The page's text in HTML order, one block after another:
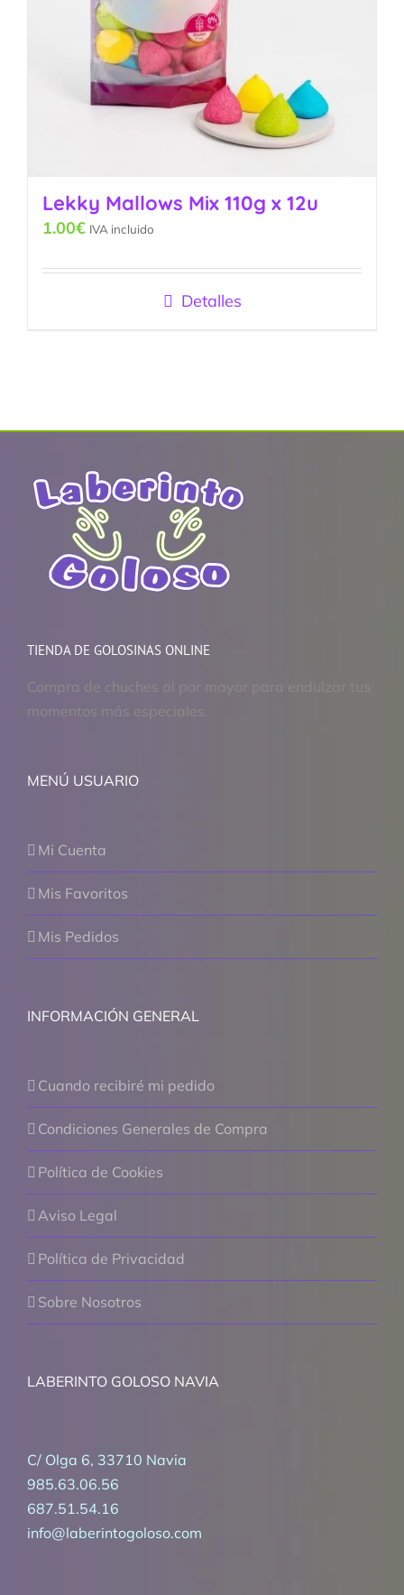
Lekky Mallows Mix 110g x 12u
1.00€ IVA incluido
Detalles
TIENDA DE GOLOSINAS ONLINE
Compra de chuches al por mayor para endulzar tus
momentos más especiales.
MENÚ USUARIO
Mi Cuenta
Mis Favoritos
Mis Pedidos
INFORMACIÓN GENERAL
Cuando recibiré mi pedido
Condiciones Generales de Compra
Política de Cookies
Aviso Legal
Política de Privacidad
Sobre Nosotros
LABERINTO GOLOSO NAVIA
C/ Olga 6, 33710 Navia
985.63.06.56
687.51.54.16
info@laberintogoloso.com